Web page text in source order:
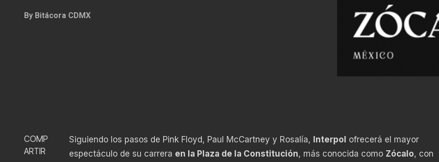
By Bitácora CDMX
COMP
ARTIR
Siguiendo los pasos de Pink Floyd, Paul McCartney y Rosalía, Interpol ofrecerá el mayor
espectáculo de su carrera en la Plaza de la Constitución, más conocida como Zócalo, con